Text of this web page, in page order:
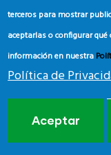
terceros para mostrar
aceptarlas o configurar
información en nuestra
Política de
Aceptar